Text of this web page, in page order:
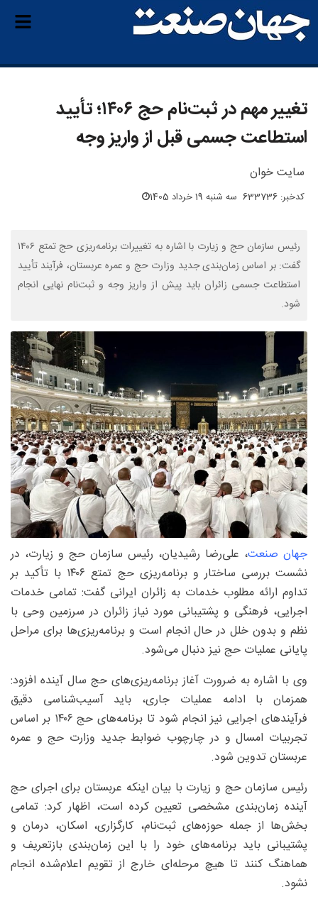
تغییر مهم در ثبت‌نام حج ۱۴۰۶؛ تأیید
استطاعت جسمی قبل از واریز وجه
سایت خوان
کدخبر: 633736 سه شنبه 19 خرداد 1405
رئیس سازمان حج و زیارت با اشاره به تغییرات برنامه‌ریزی حج تمتع ۱۴۰۶
گفت: بر اساس زمان‌بندی جدید وزارت حج و عمره عربستان، فرآیند تأیید
استطاعت جسمی زائران باید پیش از واریز وجه و ثبت‌نام نهایی انجام
شود.
جهان صنعت، علی‌رضا رشیدیان، رئیس سازمان حج و زیارت، در
نشست بررسی ساختار و برنامه‌ریزی حج تمتع ۱۴۰۶ با تأکید بر
تداوم ارائه مطلوب خدمات به زائران ایرانی گفت: تمامی خدمات
اجرایی، فرهنگی و پشتیبانی مورد نیاز زائران در سرزمین وحی با
نظم و بدون خلل در حال انجام است و برنامه‌ریزی‌ها برای مراحل
پایانی عملیات حج نیز دنبال می‌شود.
وی با اشاره به ضرورت آغاز برنامه‌ریزی‌های حج سال آینده افزود:
همزمان با ادامه عملیات جاری، باید آسیب‌شناسی دقیق
فرآیند‌های اجرایی نیز انجام شود تا برنامه‌های حج ۱۴۰۶ بر اساس
تجربیات امسال و در چارچوب ضوابط جدید وزارت حج و عمره
عربستان تدوین شود.
رئیس سازمان حج و زیارت با بیان اینکه عربستان برای اجرای حج
آینده زمان‌بندی مشخصی تعیین کرده است، اظهار کرد: تمامی
بخش‌ها از جمله حوزه‌های ثبت‌نام، کارگزاری، اسکان، درمان و
پشتیبانی باید برنامه‌های خود را با این زمان‌بندی بازتعریف و
هماهنگ کنند تا هیچ مرحله‌ای خارج از تقویم اعلام‌شده انجام
نشود.